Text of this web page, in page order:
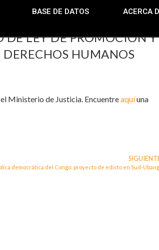
BASE DE DATOS ACERCA
DE LEY DE PROMOCIÓN Y
DERECHOS HUMANOS
Ministerio de Justicia. Encuentreaquíuna
democrática del Congo: proyecto de edicto en Sud-